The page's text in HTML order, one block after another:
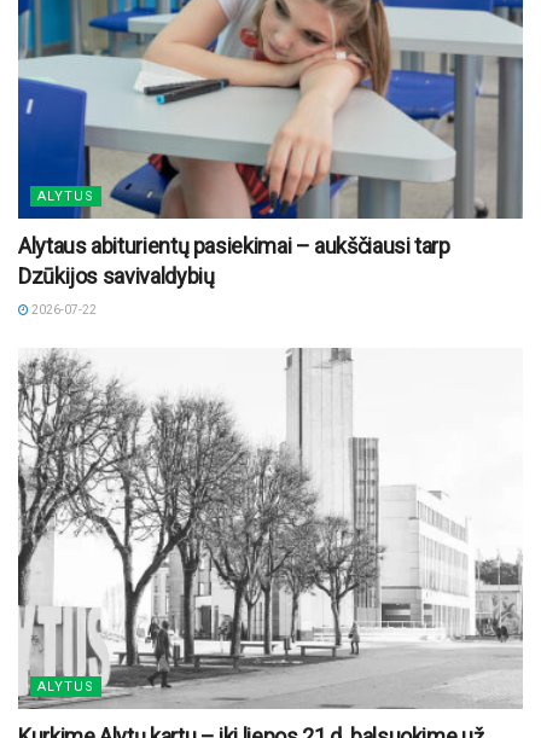
ALYTUS
Alytaus abiturientų pasiekimai – aukščiausi tarp
Dzūkijos savivaldybių
2026-07-22
ALYTUS